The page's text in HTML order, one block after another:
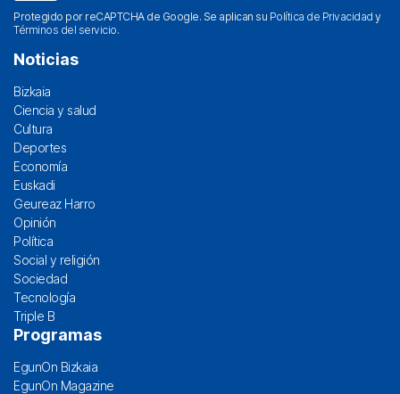
Protegido por reCAPTCHA de Google. Se aplican su Política de Privacidad y
Términos del servicio.
Noticias
Bizkaia
Ciencia y salud
Cultura
Deportes
Economía
Euskadi
Geureaz Harro
Opinión
Política
Social y religión
Sociedad
Tecnología
Triple B
Programas
EgunOn Bizkaia
EgunOn Magazine